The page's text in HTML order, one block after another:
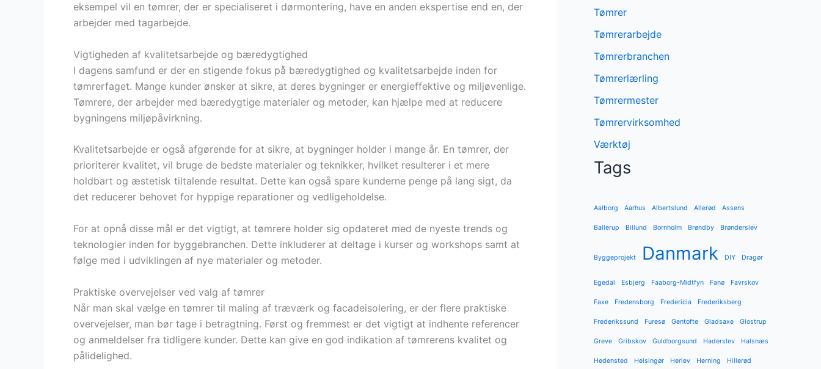
eksempel vil en tømrer, der er specialiseret i dørmontering, have en anden ekspertise end en, der
arbejder med tagarbejde.
Vigtigheden af kvalitetsarbejde og bæredygtighed
I dagens samfund er der en stigende fokus på bæredygtighed og kvalitetsarbejde inden for
tømrerfaget. Mange kunder ønsker at sikre, at deres bygninger er energieffektive og miljøvenlige.
Tømrere, der arbejder med bæredygtige materialer og metoder, kan hjælpe med at reducere
bygningens miljøpåvirkning.
Kvalitetsarbejde er også afgørende for at sikre, at bygninger holder i mange år. En tømrer, der
prioriterer kvalitet, vil bruge de bedste materialer og teknikker, hvilket resulterer i et mere
holdbart og æstetisk tiltalende resultat. Dette kan også spare kunderne penge på lang sigt, da
det reducerer behovet for hyppige reparationer og vedligeholdelse.
For at opnå disse mål er det vigtigt, at tømrere holder sig opdateret med de nyeste trends og
teknologier inden for byggebranchen. Dette inkluderer at deltage i kurser og workshops samt at
følge med i udviklingen af nye materialer og metoder.
Praktiske overvejelser ved valg af tømrer
Når man skal vælge en tømrer til maling af træværk og facadeisolering, er der flere praktiske
overvejelser, man bør tage i betragtning. Først og fremmest er det vigtigt at indhente referencer
og anmeldelser fra tidligere kunder. Dette kan give en god indikation af tømrerens kvalitet og
pålidelighed.
Tømrer
Tømrerarbejde
Tømrerbranchen
Tømrerlærling
Tømrermester
Tømrervirksomhed
Værktøj
Tags
Aalborg Aarhus Albertslund Allerød Assens
Ballerup Billund Bornholm Brøndby Brønderslev
Byggeprojekt Danmark DIY Dragør
Egedal Esbjerg Faaborg-Midtfyn Fanø Favrskov
Faxe Fredensborg Fredericia Frederiksberg
Frederikssund Furesø Gentofte Gladsaxe Glostrup
Greve Gribskov Guldborgsund Haderslev Halsnæs
Hedensted Helsingør Herlev Herning Hillerød